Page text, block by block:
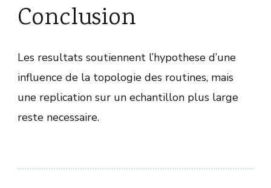
Conclusion
Les resultats soutiennent l’hypothese d’une
influence de la topologie des routines, mais
une replication sur un echantillon plus large
reste necessaire.